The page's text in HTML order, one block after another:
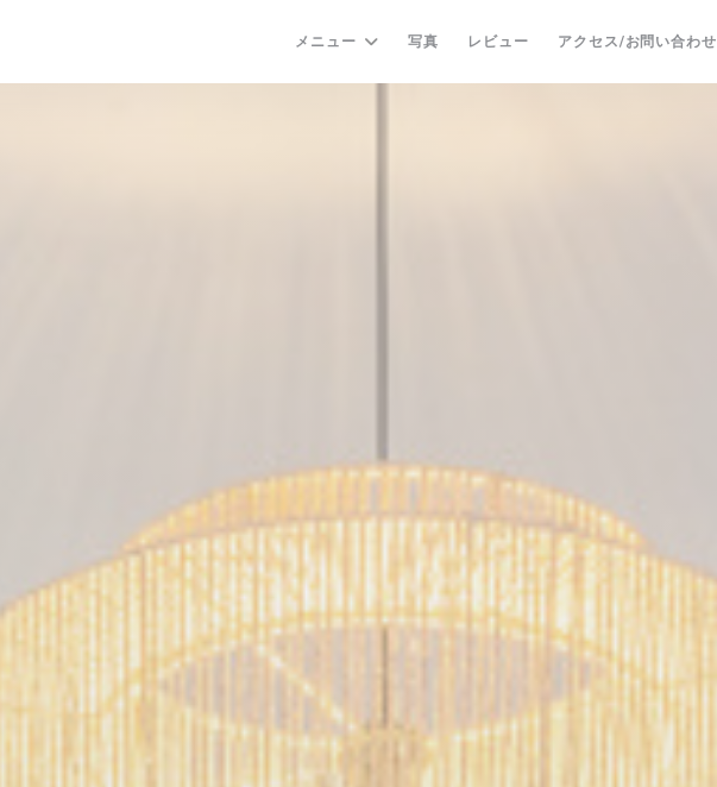
メニュー 写真 レビュー アクセス/お問い合わせ